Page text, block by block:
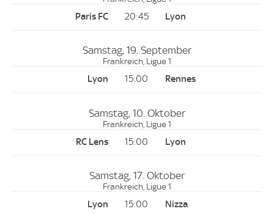
20:45
Samstag, 19. September
Frankreich, Ligue 1
15:00
Samstag, 10. Oktober
Frankreich, Ligue 1
15:00
Samstag, 17. Oktober
Frankreich, Ligue 1
15:00